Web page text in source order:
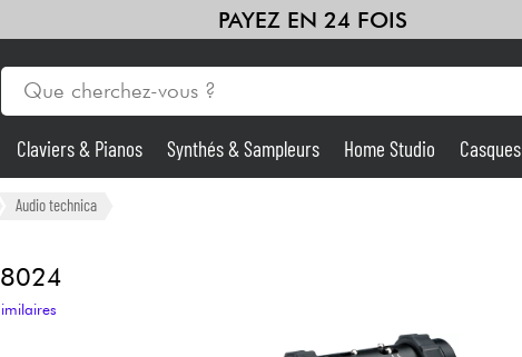
PAYEZ EN 24 FOIS
Claviers & Pianos Synthés & Sampleurs Home Studio Casques
Audio technica